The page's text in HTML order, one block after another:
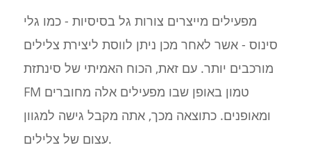
מפעילים מייצרים צורות גל בסיסיות - כמו גלי
סינוס - אשר לאחר מכן ניתן לווסת ליצירת צלילים
מורכבים יותר. עם זאת, הכוח האמיתי של סינתזת
FM טמון באופן שבו מפעילים אלה מחוברים
ומאופנים. כתוצאה מכך, אתה מקבל גישה למגוון
עצום של צלילים.